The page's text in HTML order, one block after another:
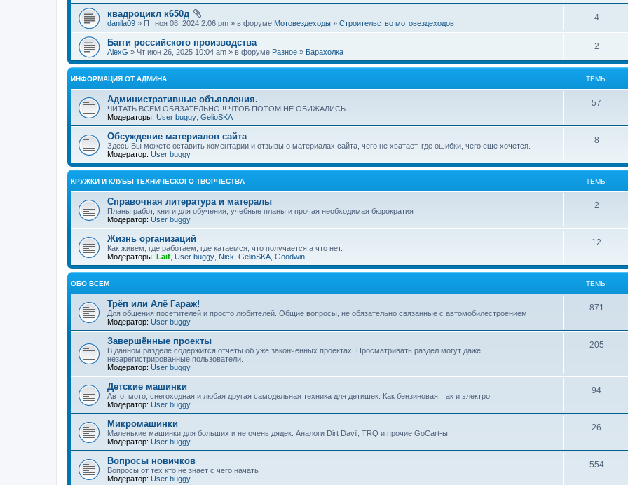
квадроцикл к650д
danila09 » Пт ноя 08, 2024 2:06 pm » в форуме Мотовездеходы » Строительство мотовездеходов
4
Багги российского производства
AlexG » Чт июн 26, 2025 10:04 am » в форуме Разное » Барахолка
2
ИНФОРМАЦИЯ ОТ АДМИНА ТЕМЫ
Административные объявления.
ЧИТАТЬ ВСЕМ ОБЯЗАТЕЛЬНО!!! ЧТОБ ПОТОМ НЕ ОБИЖАЛИСЬ.
Модераторы: User buggy GelioSKA
57
Обсуждение материалов сайта
Здесь Вы можете оставить коментарии и отзывы о материалах сайта, чего не хватает, где ошибки, чего еще хочется.
Модератор: User buggy
8
КРУЖКИ И КЛУБЫ ТЕХНИЧЕСКОГО ТВОРЧЕСТВА ТЕМЫ
Справочная литература и матералы
Планы работ, книги для обучения, учебные планы и прочая необходимая бюрократия
Модератор: User buggy
2
Жизнь организаций
Как живем, где работаем, где катаемся, что получается а что нет.
Модераторы: Laif User buggy Nick GelioSKA Goodwin
12
ОБО ВСЁМ ТЕМЫ
Трёп или Алё Гараж!
Для общения посетителей и просто любителей. Общие вопросы, не обязательно связанные с автомобилестроением.
Модератор: User buggy
871
Завершённые проекты
В данном разделе содержится отчёты об уже законченных проектах. Просматривать раздел могут даже
незарегистрированные пользователи.
Модератор: User buggy
205
Детские машинки
Авто, мото, снегоходная и любая другая самодельная техника для детишек. Как бензиновая, так и электро.
Модератор: User buggy
94
Микромашинки
Маленькие машинки для больших и не очень дядек. Аналоги Dirt Davil, TRQ и прочие GoCart-ы
Модератор: User buggy
26
Вопросы новичков
Вопросы от тех кто не знает с чего начать
Модератор: User buggy
554